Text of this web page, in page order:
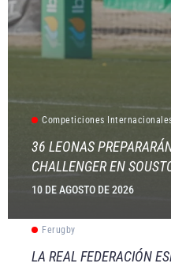
Competiciones
36 LEONAS
CHALLENGER EN
10 DE AGOSTO DE 2026
Ferugby
LA REAL FEDERACIÓN